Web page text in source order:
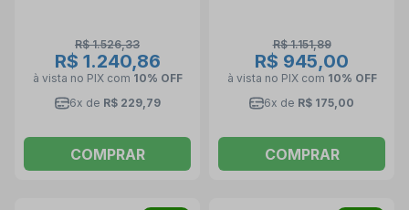
R$ 1.526,33
R$ 1.240,86
à vista no PIX com 10% OFF
6x de R$ 229,79
COMPRAR
R$ 1.151,89
R$ 945,00
à vista no PIX com 10% OFF
6x de R$ 175,00
COMPRAR